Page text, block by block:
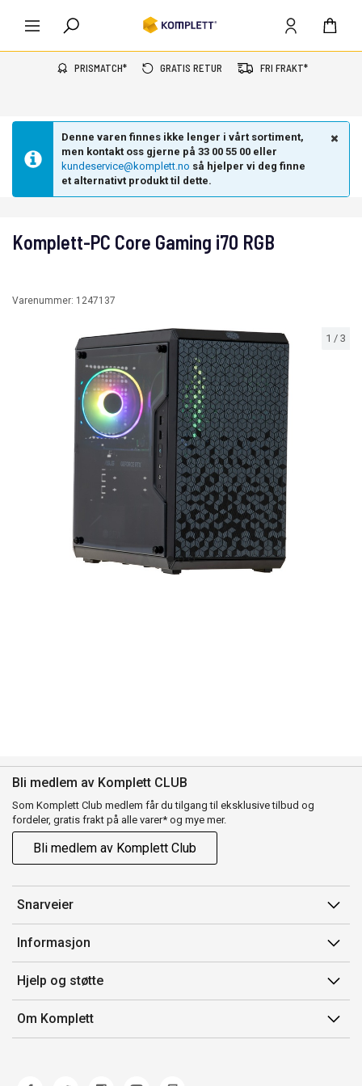
PRISMATCH* GRATIS RETUR FRI FRAKT*
Denne varen finnes ikke lenger i vårt sortiment,
men kontakt oss gjerne på 33 00 55 00 eller
kundeservice@komplett.no så hjelper vi deg finne
et alternativt produkt til dette.
1 / 3
Komplett-PC Core Gaming i70 RGB
Varenummer: 1247137
Bli medlem av Komplett CLUB
Som Komplett Club medlem får du tilgang til eksklusive tilbud og
fordeler, gratis frakt på alle varer* og mye mer.
Bli medlem av Komplett Club
Snarveier
Min side
Ordreoversikt
Flex
Komplett Club
Informasjon
Salgsbetingelser
Medlemsvilkår for Komplett Club
Merker/produsent
Hjelp og støtte
Kontakt oss
Kundeservice
Om Komplett